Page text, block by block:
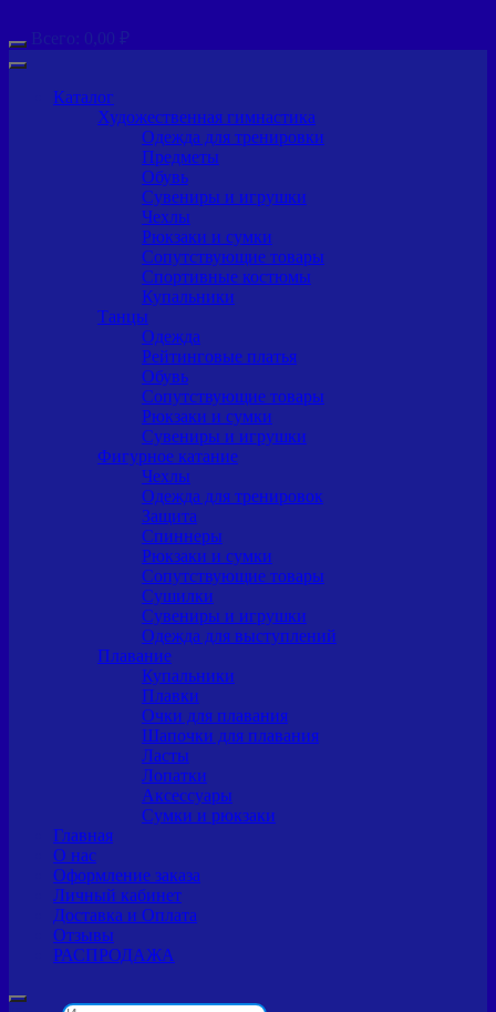
Всего: 0,00 ₽
Каталог
Художественная гимнастика
Одежда для тренировки
Предметы
Обувь
Сувениры и игрушки
Чехлы
Рюкзаки и сумки
Сопутствующие товары
Спортивные костюмы
Купальники
Танцы
Одежда
Рейтинговые платья
Обувь
Сопутствующие товары
Рюкзаки и сумки
Сувениры и игрушки
Фигурное катание
Чехлы
Одежда для тренировок
Защита
Спиннеры
Рюкзаки и сумки
Сопутствующие товары
Сушилки
Сувениры и игрушки
Одежда для выступлений
Плавание
Купальники
Плавки
Очки для плавания
Шапочки для плавания
Ласты
Лопатки
Аксессуары
Сумки и рюкзаки
Главная
О нас
Оформление заказа
Личный кабинет
Доставка и Оплата
Отзывы
РАСПРОДАЖА